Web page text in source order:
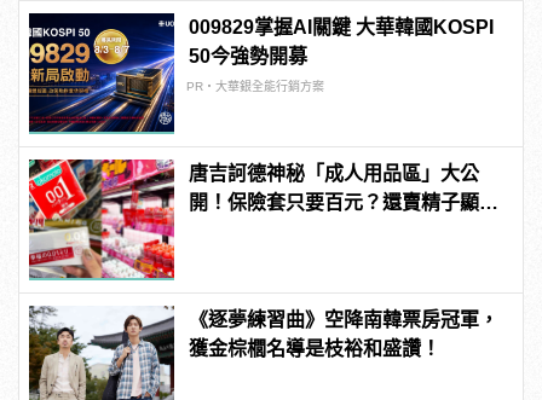
009829掌握AI關鍵 大華韓國KOSPI
50今強勢開募
PR・大華銀全能行銷方案
唐吉訶德神秘「成人用品區」大公
開！保險套只要百元？還賣精子顯微
《逐夢練習曲》空降南韓票房冠軍，
獲金棕櫚名導是枝裕和盛讚！